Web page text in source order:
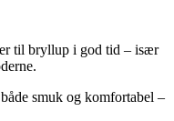
til bryllup i god tid – især
smuk og komfortabel –